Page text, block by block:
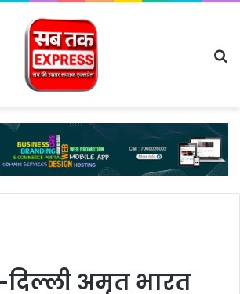
दिल्ली अमृत भारत